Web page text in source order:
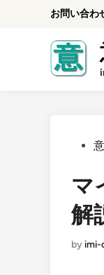
お問い合わ
Posted
マ
解
by imi-